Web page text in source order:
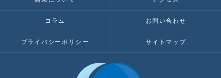
コラム お問い合わせ
プライバシーポリシー サイトマップ